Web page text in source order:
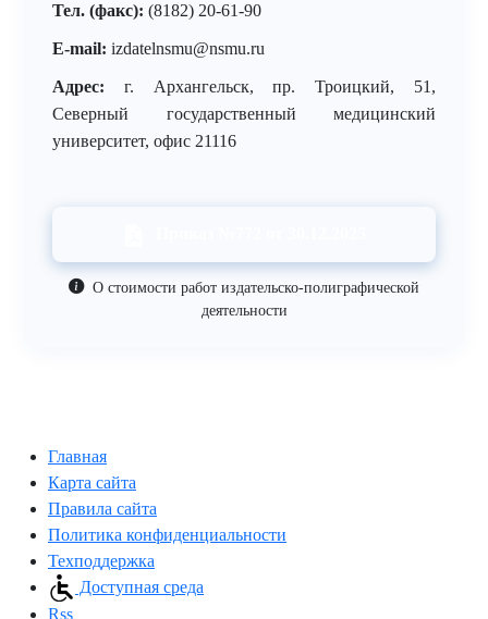
Тел. (факс): (8182) 20-61-90
E-mail: izdatelnsmu@nsmu.ru
Адрес: г. Архангельск, пр. Троицкий, 51,
Северный государственный медицинский
университет, офис 21116
О стоимости работ издательско-полиграфической
деятельности
Главная
Карта сайта
Правила сайта
Политика конфиденциальности
Техподдержка
Доступная среда
Rss